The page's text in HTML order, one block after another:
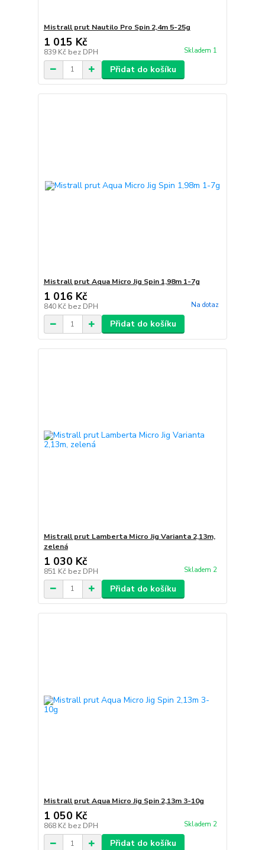
Mistrall prut Nautilo Pro Spin 2,4m 5-25g
1 015 Kč
839 Kč bez DPH Skladem 1
Přidat do košíku
Mistrall prut Aqua Micro Jig Spin 1,98m 1-7g
1 016 Kč
840 Kč bez DPH Na dotaz
Přidat do košíku
Mistrall prut Lamberta Micro Jig Varianta 2,13m,
zelená
1 030 Kč
851 Kč bez DPH Skladem 2
Přidat do košíku
Mistrall prut Aqua Micro Jig Spin 2,13m 3-10g
1 050 Kč
868 Kč bez DPH Skladem 2
Přidat do košíku